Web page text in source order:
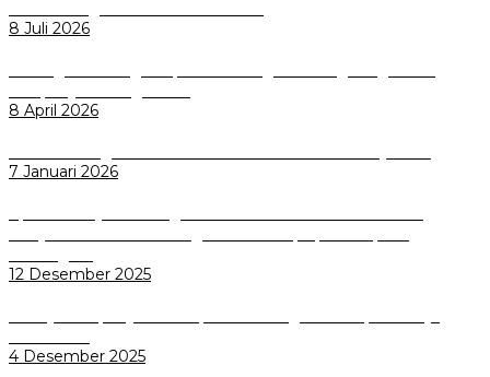
8 Juli 2026
8 April 2026
7 Januari 2026
12 Desember 2025
4 Desember 2025